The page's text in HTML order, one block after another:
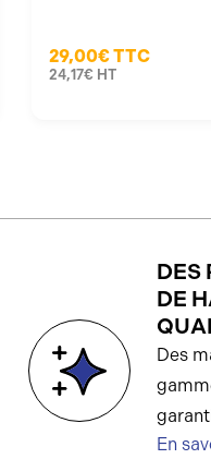
29,00€TTC
24,17€ HT
DES
DE
Des
En